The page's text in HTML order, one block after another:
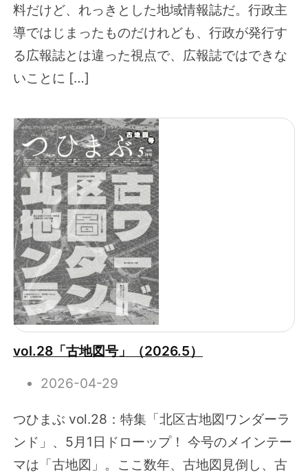
料だけど、れっきとした地域情報誌だ。行政主
導ではじまったものだけれども、行政が発行す
る広報誌とは違った視点で、広報誌ではできな
いことに […]
vol.28「古地図号」（2026.5）
2026-04-29
つひまぶ vol.28：特集「北区古地図ワンダーラ
ンド」、5月1日ドローップ！ 今号のメインテー
マは「古地図」。ここ数年、古地図見倒し、古